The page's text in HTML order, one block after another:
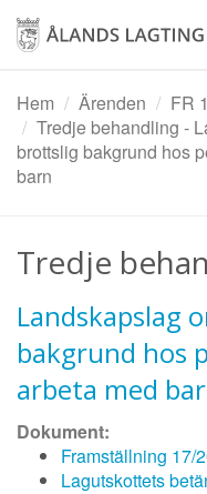
Hoppa
huvudinnehåll
Hem
Ärenden
FR
Tredje behandling -
brottslig bakgrund hos
barn
Tredje
Landskapslag
bakgrund hos
arbeta med
Dokument:
Framställning 17/
Lagutskottets